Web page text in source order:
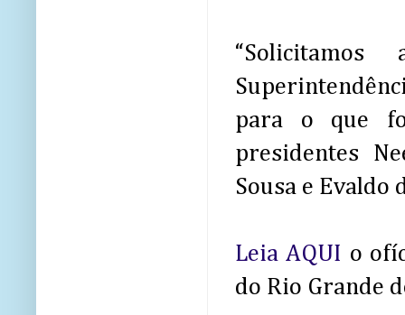
para o que
presidentes
Sousa e Evaldo
Leia AQUI o
do Rio Grande